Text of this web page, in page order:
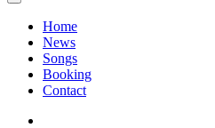
Home
News
Songs
Booking
Contact